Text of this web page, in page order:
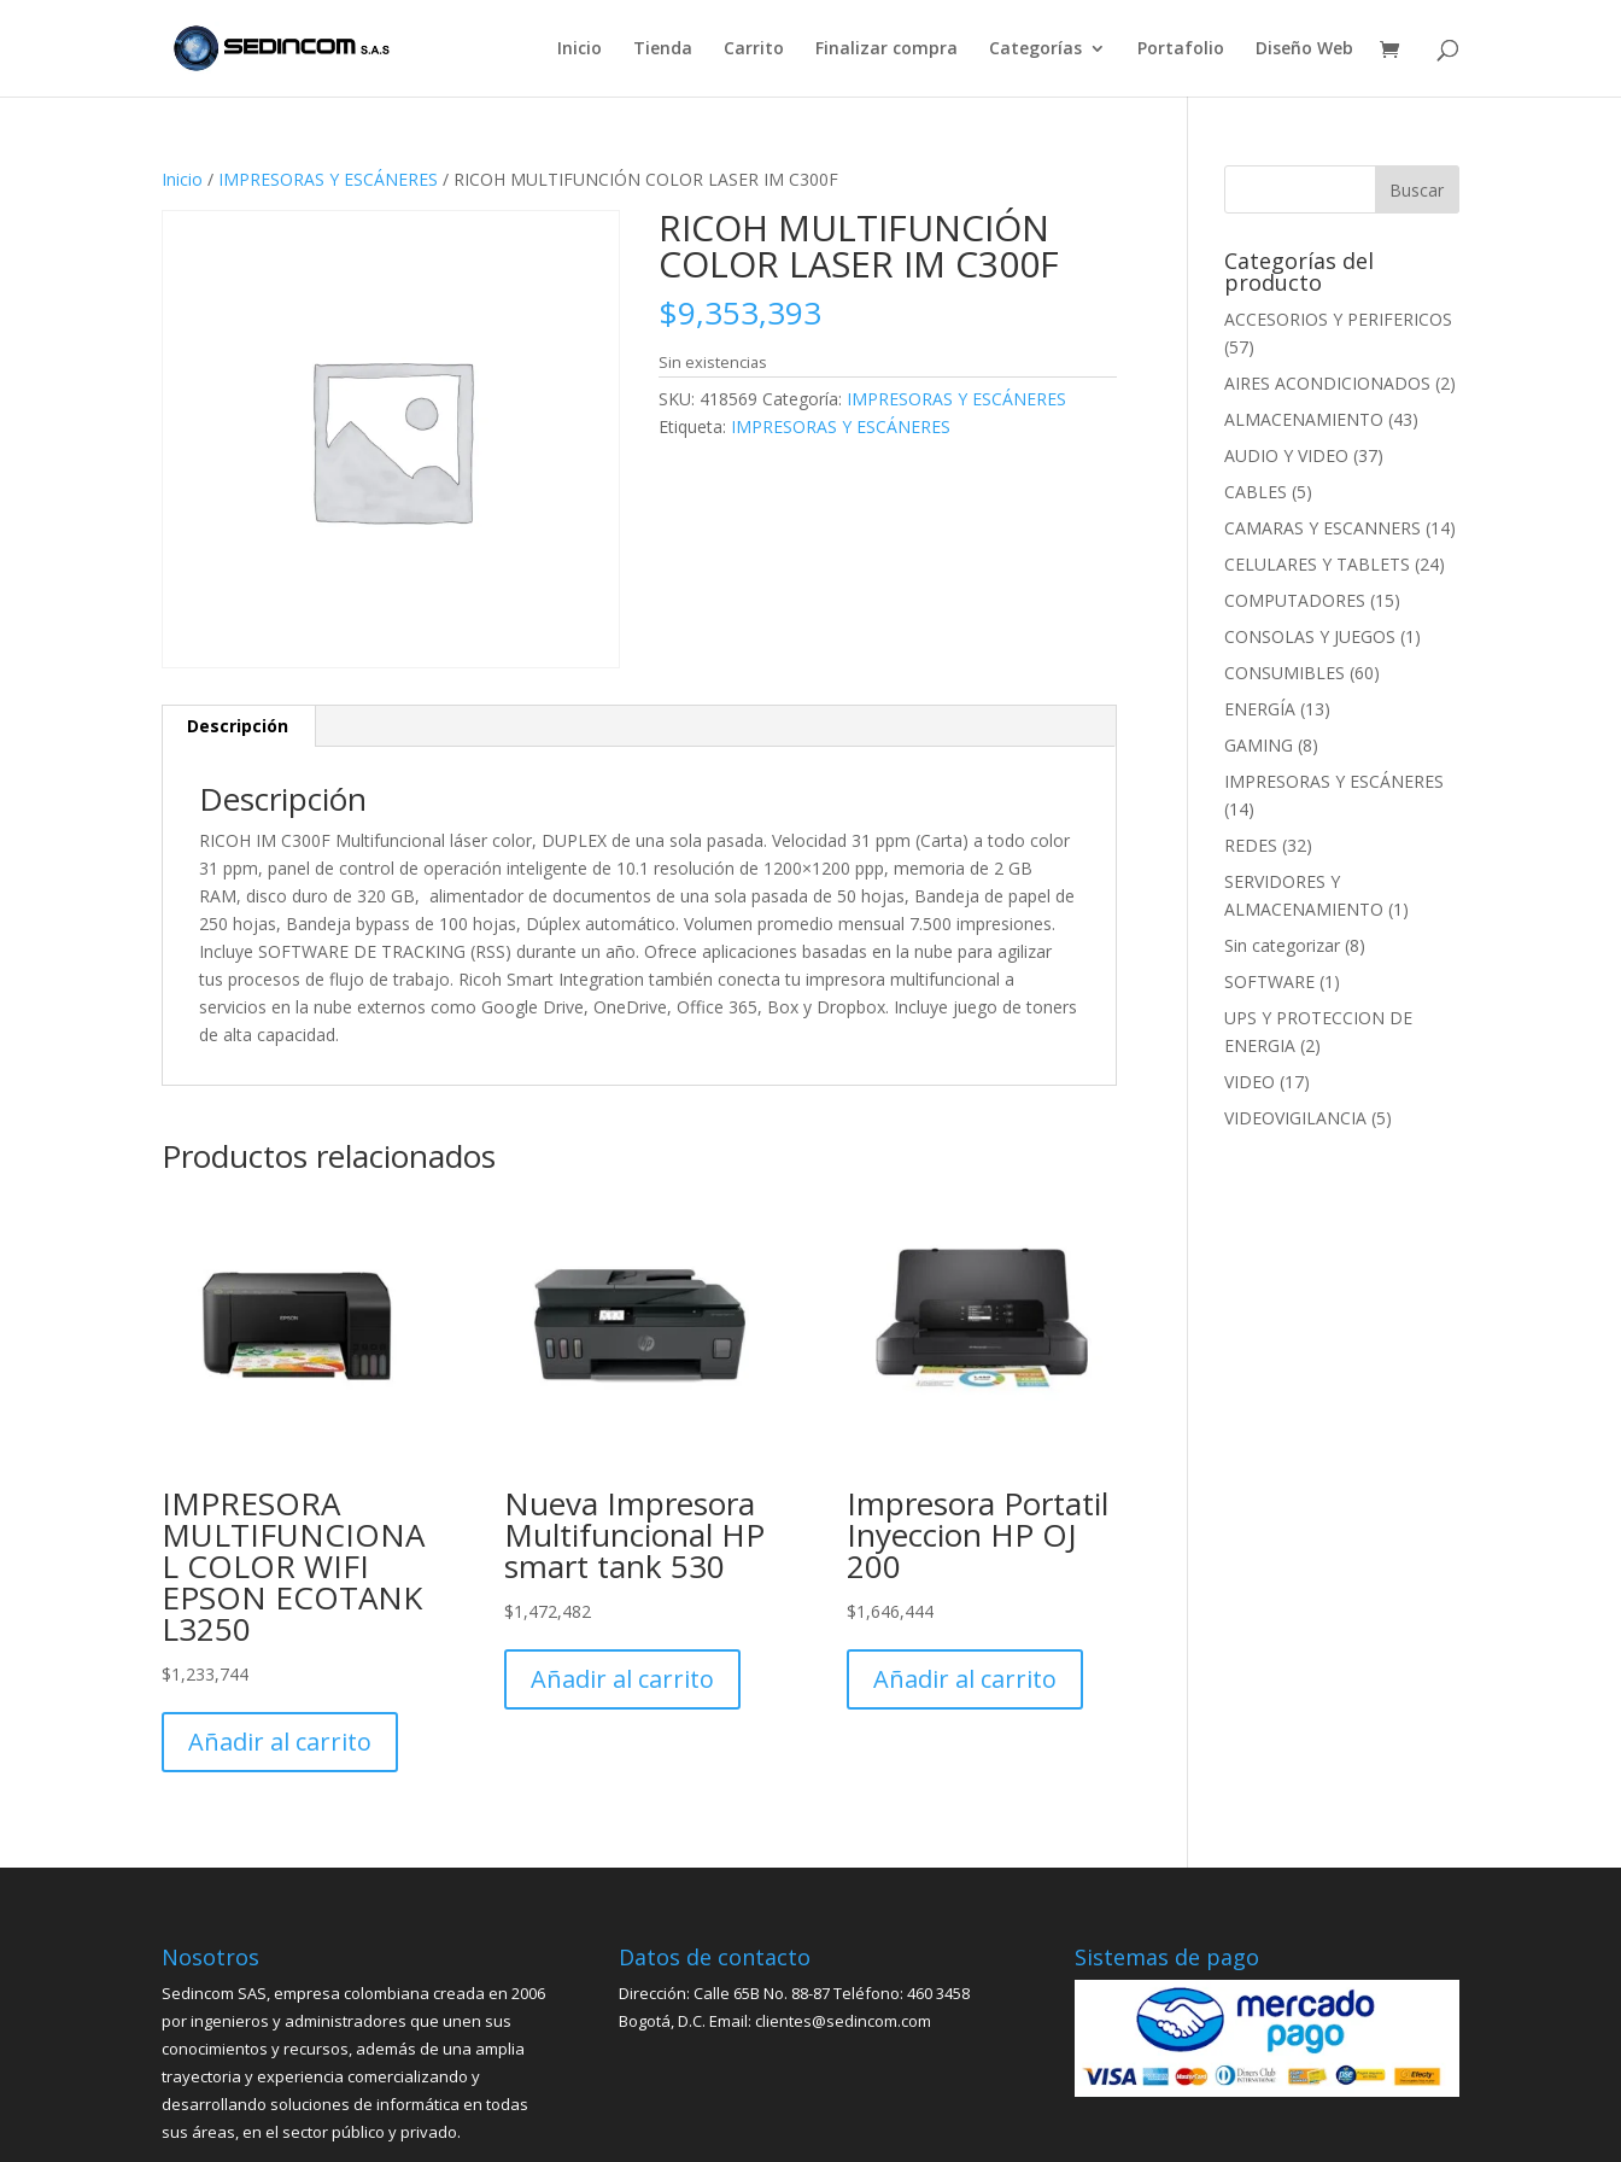
Inicio Tienda Carrito Finalizar compra Categorías Portafolio Diseño Web
Inicio / IMPRESORAS Y ESCÁNERES / RICOH MULTIFUNCIÓN COLOR LASER IM C300F
RICOH MULTIFUNCIÓN
COLOR LASER IM C300F
$9,353,393
Sin existencias
SKU: 418569 Categoría: IMPRESORAS Y ESCÁNERES
Etiqueta: IMPRESORAS Y ESCÁNERES
Descripción
Descripción
RICOH IM C300F Multifuncional láser color, DUPLEX de una sola pasada. Velocidad 31 ppm (Carta) a todo color
31 ppm, panel de control de operación inteligente de 10.1 resolución de 1200×1200 ppp, memoria de 2 GB
RAM, disco duro de 320 GB, alimentador de documentos de una sola pasada de 50 hojas, Bandeja de papel de
250 hojas, Bandeja bypass de 100 hojas, Dúplex automático. Volumen promedio mensual 7.500 impresiones.
Incluye SOFTWARE DE TRACKING (RSS) durante un año. Ofrece aplicaciones basadas en la nube para agilizar
tus procesos de flujo de trabajo. Ricoh Smart Integration también conecta tu impresora multifuncional a
servicios en la nube externos como Google Drive, OneDrive, Office 365, Box y Dropbox. Incluye juego de toners
de alta capacidad.
Productos relacionados
IMPRESORA
MULTIFUNCIONA
L COLOR WIFI
EPSON ECOTANK
L3250
$1,233,744
Añadir al carrito
Nueva Impresora
Multifuncional HP
smart tank 530
$1,472,482
Añadir al carrito
Impresora Portatil
Inyeccion HP OJ
200
$1,646,444
Añadir al carrito
Categorías del
producto
ACCESORIOS Y PERIFERICOS
(57)
AIRES ACONDICIONADOS (2)
ALMACENAMIENTO (43)
AUDIO Y VIDEO (37)
CABLES (5)
CAMARAS Y ESCANNERS (14)
CELULARES Y TABLETS (24)
COMPUTADORES (15)
CONSOLAS Y JUEGOS (1)
CONSUMIBLES (60)
ENERGÍA (13)
GAMING (8)
IMPRESORAS Y ESCÁNERES
(14)
REDES (32)
SERVIDORES Y
ALMACENAMIENTO (1)
Sin categorizar (8)
SOFTWARE (1)
UPS Y PROTECCION DE
ENERGIA (2)
VIDEO (17)
VIDEOVIGILANCIA (5)
Nosotros
Sedincom SAS, empresa colombiana creada en 2006
por ingenieros y administradores que unen sus
conocimientos y recursos, además de una amplia
trayectoria y experiencia comercializando y
desarrollando soluciones de informática en todas
sus áreas, en el sector público y privado.
Datos de contacto
Dirección: Calle 65B No. 88-87 Teléfono: 460 3458
Bogotá, D.C. Email: clientes@sedincom.com
Sistemas de pago